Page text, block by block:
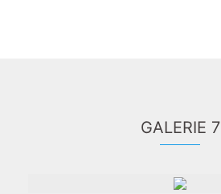
GALERIE 7